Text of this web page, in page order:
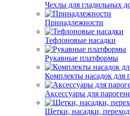
Чехлы для гладильных
Принадлежности
Тефлоновые насадки
Рукавные платформы
Комплекты насадок для
Аксессуары для
Щетки, насадки,